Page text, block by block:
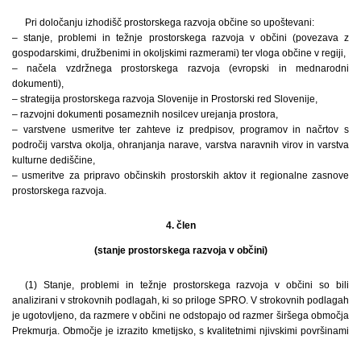
Pri določanju izhodišč prostorskega razvoja občine so upoštevani:
– stanje, problemi in težnje prostorskega razvoja v občini (povezava z
gospodarskimi, družbenimi in okoljskimi razmerami) ter vloga občine v regiji,
– načela vzdržnega prostorskega razvoja (evropski in mednarodni
dokumenti),
– strategija prostorskega razvoja Slovenije in Prostorski red Slovenije,
– razvojni dokumenti posameznih nosilcev urejanja prostora,
– varstvene usmeritve ter zahteve iz predpisov, programov in načrtov s
področij varstva okolja, ohranjanja narave, varstva naravnih virov in varstva
kulturne dediščine,
– usmeritve za pripravo občinskih prostorskih aktov it regionalne zasnove
prostorskega razvoja.
4. člen
(stanje prostorskega razvoja v občini)
(1) Stanje, problemi in težnje prostorskega razvoja v občini so bili
analizirani v strokovnih podlagah, ki so priloge SPRO. V strokovnih podlagah
je ugotovljeno, da razmere v občini ne odstopajo od razmer širšega območja
Prekmurja. Območje je izrazito kmetijsko, s kvalitetnimi njivskimi površinami